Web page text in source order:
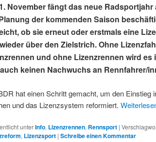
November fängt das neue
der kommenden Saison
ob sie erneut oder erstmals eine
über den Zielstrich. Ohne
und ohne Lizenzrennen wird
keinen Nachwuchs an Rennfahrer/
hat einen Schritt gemacht, um den Einstieg
und das Lizenzsystem reformiert.
unterInfo, Lizenzrennen, Rennsport |
, Lizenzsport | Schreibe einen Kommentar